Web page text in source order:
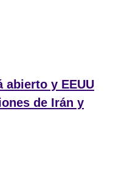
abierto y EEUU
de Irán y